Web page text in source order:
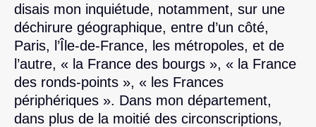
disais mon inquiétude, notamment, sur une
déchirure géographique, entre d’un côté,
Paris, l’Île-de-France, les métropoles, et de
l’autre, « la France des bourgs », « la France
des ronds-points », « les Frances
périphériques ». Dans mon département,
dans plus de la moitié des circonscriptions,